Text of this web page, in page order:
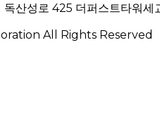
독산성로 425 더퍼스트타워세
All Rights Reserved